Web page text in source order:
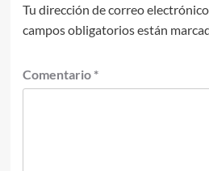
Tu dirección de correo
campos obligatorios están
Comentario *